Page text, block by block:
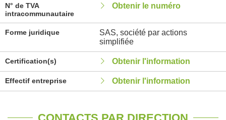
N° de TVA
intracommunautaire
Obtenir le numéro
Forme juridique
SAS, société par actions
simplifiée
Certification(s) Obtenir l'information
Effectif entreprise Obtenir l'information